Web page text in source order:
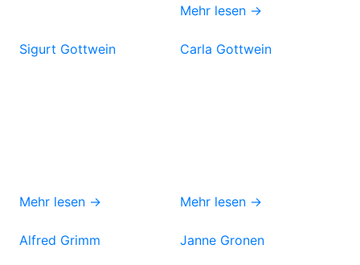
Mehr lesen →
Sigurt Gottwein
Mehr lesen →
Carla Gottwein
Mehr lesen →
Alfred Grimm Janne Gronen